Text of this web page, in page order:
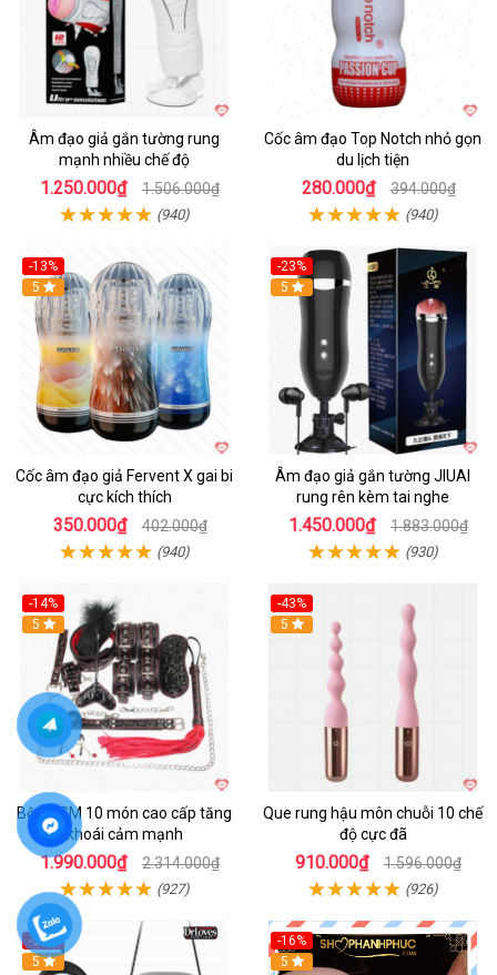
Âm đạo giả gắn tường rung
mạnh nhiều chế độ
1.250.000₫ 1.506.000₫
(940)
Cốc âm đạo Top Notch nhỏ gọn
du lịch tiện
280.000₫ 394.000₫
(940)
-13%
Hot
5
Cốc âm đạo giả Fervent X gai bi
cực kích thích
350.000₫ 402.000₫
(940)
-23%
5
Âm đạo giả gắn tường JIUAI
rung rên kèm tai nghe
1.450.000₫ 1.883.000₫
(930)
-14%
Hot
5
Bộ BDSM 10 món cao cấp tăng
khoái cảm mạnh
1.990.000₫ 2.314.000₫
(927)
-43%
5
Que rung hậu môn chuỗi 10 chế
độ cực đã
910.000₫ 1.596.000₫
(926)
-35%
Hot
5
-16%
5